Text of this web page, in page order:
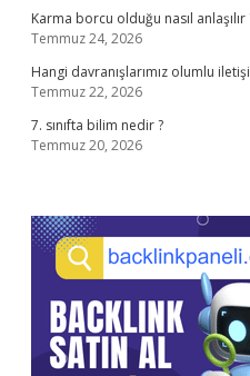
Karma borcu olduğu nasıl anlaşılır
Temmuz 24, 2026
Hangi davranışlarımız olumlu
Temmuz 22, 2026
7. sınıfta bilim nedir ?
Temmuz 20, 2026